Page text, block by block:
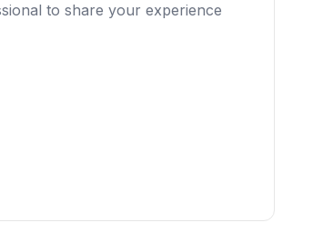
to share your experience